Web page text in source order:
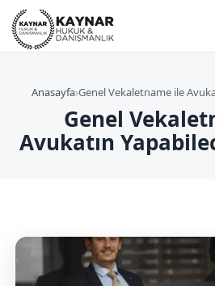
Anasayfa›Genel Vekaletname ile
Genel
Avukatın